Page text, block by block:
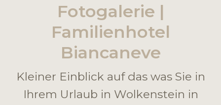
Fotogalerie |
Familienhotel
Biancaneve
Kleiner Einblick auf das was Sie in
Ihrem Urlaub in Wolkenstein in